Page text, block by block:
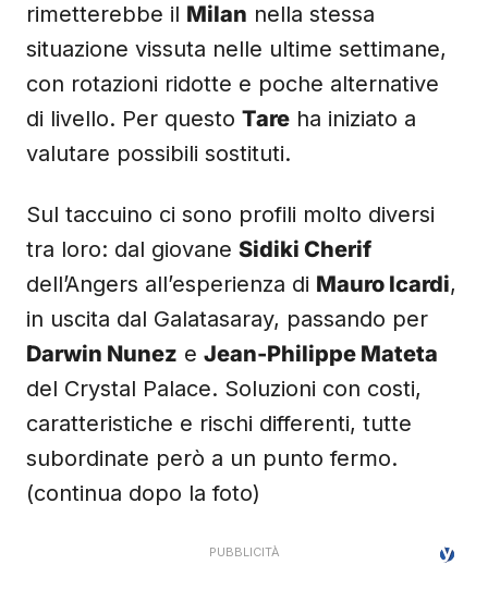
rimetterebbe il Milan nella stessa
situazione vissuta nelle ultime settimane,
con rotazioni ridotte e poche alternative
di livello. Per questo Tare ha iniziato a
valutare possibili sostituti.
Sul taccuino ci sono profili molto diversi
tra loro: dal giovane Sidiki Cherif
dell’Angers all’esperienza di Mauro Icardi,
in uscita dal Galatasaray, passando per
Darwin Nunez e Jean-Philippe Mateta
del Crystal Palace. Soluzioni con costi,
caratteristiche e rischi differenti, tutte
subordinate però a un punto fermo.
(continua dopo la foto)